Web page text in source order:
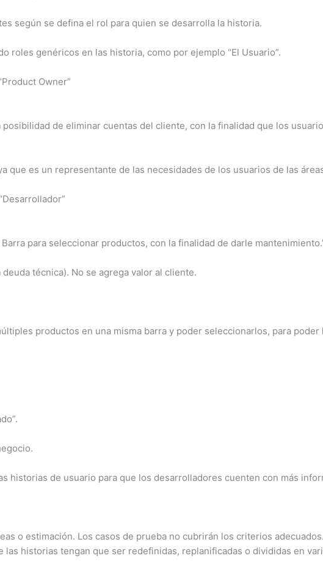
según se defina el rol para quien se desarrolla la historia.
roles genéricos en las historia, como por ejemplo “El Usuario”.
Owner”
de eliminar cuentas del cliente, con la finalidad que los
que es un representante de las necesidades de los usuarios de las
para seleccionar productos, con la finalidad de darle
técnica). No se agrega valor al cliente.
productos en una misma barra y poder seleccionarlos, para
historias de usuario para que los desarrolladores cuenten con más
o estimación. Los casos de prueba no cubrirán los criterios
historias tengan que ser redefinidas, replanificadas o divididas en